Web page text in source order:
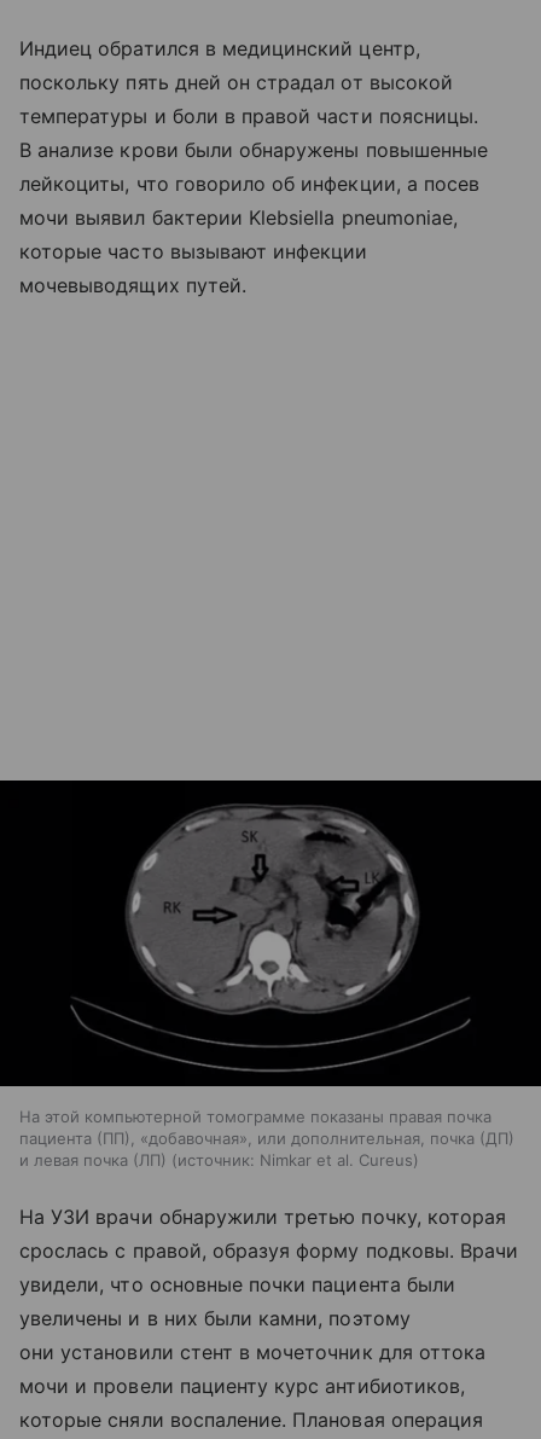
Индиец обратился в медицинский центр,
поскольку пять дней он страдал от высокой
температуры и боли в правой части поясницы.
В анализе крови были обнаружены повышенные
лейкоциты, что говорило об инфекции, а посев
мочи выявил бактерии Klebsiella pneumoniae,
которые часто вызывают инфекции
мочевыводящих путей.
На этой компьютерной томограмме показаны правая почка
пациента (ПП), «добавочная», или дополнительная, почка (ДП)
и левая почка (ЛП)
источник: Nimkar et al. Cureus
На УЗИ врачи обнаружили третью почку, которая
срослась с правой, образуя форму подковы. Врачи
увидели, что основные почки пациента были
увеличены и в них были камни, поэтому
они установили стент в мочеточник для оттока
мочи и провели пациенту курс антибиотиков,
которые сняли воспаление. Плановая операция